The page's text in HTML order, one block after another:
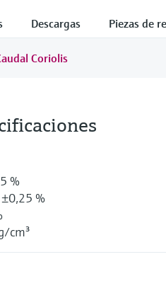
Descargas Piezas de
Coriolis
%
%
cm³